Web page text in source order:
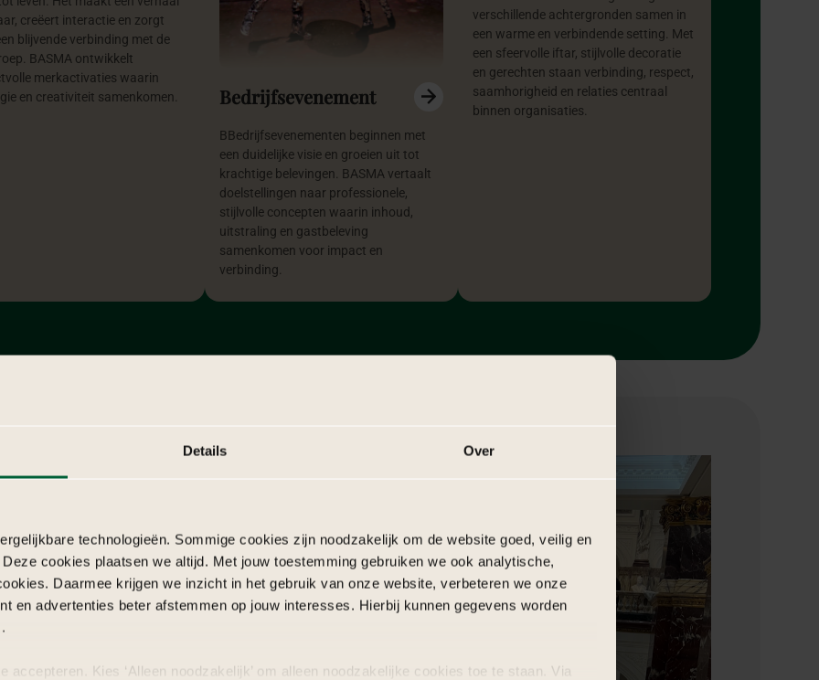
Details Over
technologieën. Sommige cookies zijn noodzakelijk om de website goed, veilig en
cookies plaatsen we altijd. Met jouw toestemming gebruiken we ook analytische,
Daarmee krijgen we inzicht in het gebruik van onze website, verbeteren we onze
en advertenties beter afstemmen op jouw interesses. Hierbij kunnen gegevens worden
accepteren. Kies ‘Alleen noodzakelijk’ om alleen noodzakelijke cookies toe te staan. Via
creëert interactie en zorgt
blijvende verbinding met de
BASMA ontwikkelt
merkactivaties waarin
en creativiteit samenkomen.
Bedrijfsevenement
BBedrijfsevenementen beginnen met
een duidelijke visie en groeien uit tot
krachtige belevingen. BASMA vertaalt
doelstellingen naar professionele,
stijlvolle concepten waarin inhoud,
uitstraling en gastbeleving
samenkomen voor impact en
verbinding.
verschillende achtergronden samen in
een warme en verbindende setting. Met
een sfeervolle iftar, stijlvolle decoratie
en gerechten staan verbinding, respect,
saamhorigheid en relaties centraal
binnen organisaties.
BASMA?
en kwaliteit samenkomen.